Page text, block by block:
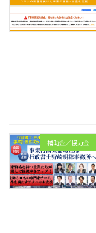
補助金／協力金